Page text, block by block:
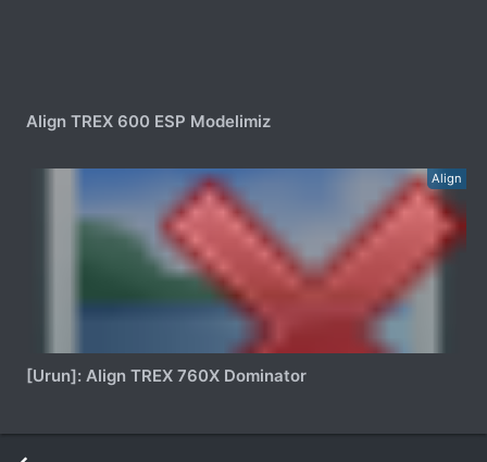
Align TREX 600 ESP Modelimiz
Align
[Urun]: Align TREX 760X Dominator